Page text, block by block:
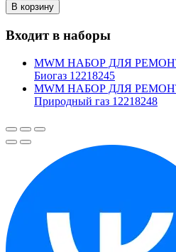
В корзину
Входит в наборы
MWM НАБОР ДЛЯ
Биогаз 12218245
MWM НАБОР ДЛЯ
Природный газ 12218248